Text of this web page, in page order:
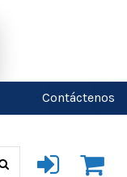
Contáctenos